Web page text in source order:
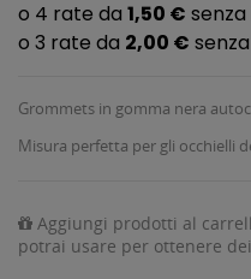
Grommets in gomma nera
Misura perfetta per gli occhielli
Aggiungi prodotti al
potrai usare per ottenere dei